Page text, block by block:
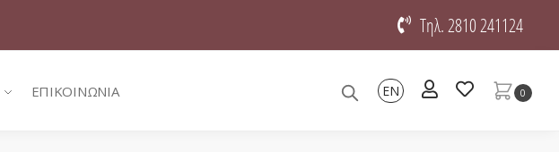
Τηλ. 2810 241124
ΕΠΙΚΟΙΝΩΝΙΑ EN 0